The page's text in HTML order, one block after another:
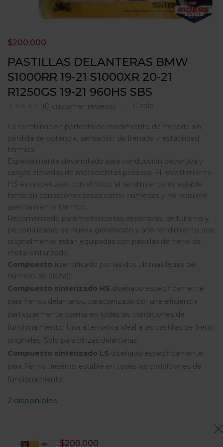
PASTILLAS DELANTERAS BMW
S1000RR 19-21 S1000XR 20-21
R1250GS 19-21 960HS SBS
(0 customer reviews) 0 sold
$200.000
La combinación perfecta de rendimiento de frenado sin
pérdida de potencia, sensación de frenado y estabilidad
térmica.
Especialmente desarrollado para conducción deportiva y
cargas elevadas de motocicletas pesadas. El revestimiento
HS es respetuoso con el rotor, el rendimiento es estable
tanto en condiciones secas como húmedas y no requiere
asentamiento térmico.
Recomendado para motocicletas deportivas, de turismo y
personalizadas de nueva generación y alto rendimiento que
originalmente están equipadas con pastillas de freno de
metal sinterizado.
Compuesto (identificado por las dos últimas letras del
número de pieza):
Compuesto sinterizado HS diseñado específicamente
para frenos delanteros, caracterizado por una eficiencia
particularmente buena en todas las condiciones de
funcionamiento. Una alternativa ideal a las pastillas de freno
originales. Solo para pinzas delanteras
Compuesto sinterizado LS diseñado específicamente
para frenos traseros, estable en todas las condiciones de
funcionamiento
2 disponibles
$200.000